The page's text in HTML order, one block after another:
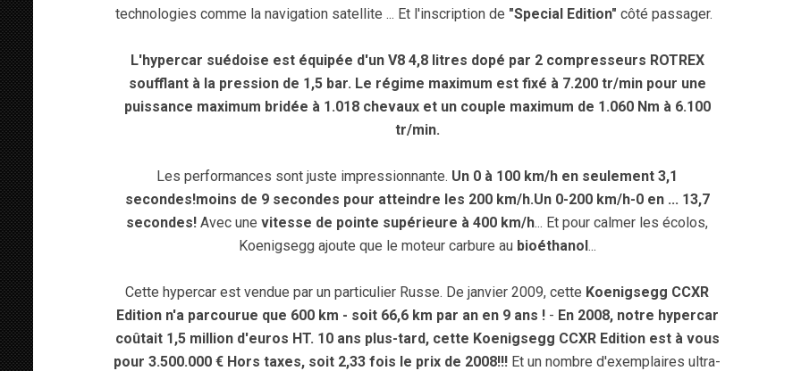
technologies comme la navigation satellite ... Et l'inscription de "Special Edition" côté passager.
L'hypercar suédoise est équipée d'un V8 4,8 litres dopé par 2 compresseurs ROTREX
soufflant à la pression de 1,5 bar. Le régime maximum est fixé à 7.200 tr/min pour une
puissance maximum bridée à 1.018 chevaux et un couple maximum de 1.060 Nm à 6.100
tr/min.
Les performances sont juste impressionnante. Un 0 à 100 km/h en seulement 3,1
secondes!moins de 9 secondes pour atteindre les 200 km/h.Un 0-200 km/h-0 en ... 13,7
secondes! Avec une vitesse de pointe supérieure à 400 km/h... Et pour calmer les écolos,
Koenigsegg ajoute que le moteur carbure au bioéthanol...
Cette hypercar est vendue par un particulier Russe. De janvier 2009, cette Koenigsegg CCXR
Edition n'a parcourue que 600 km - soit 66,6 km par an en 9 ans ! - En 2008, notre hypercar
coûtait 1,5 million d'euros HT. 10 ans plus-tard, cette Koenigsegg CCXR Edition est à vous
pour 3.500.000 € Hors taxes, soit 2,33 fois le prix de 2008!!! Et un nombre d'exemplaires ultra-